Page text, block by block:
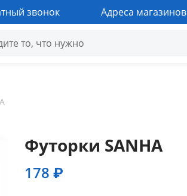
звонок Адреса магазинов
Футорки SANHA
178 ₽